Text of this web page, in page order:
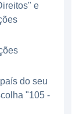
questões
em
O
e
do seu
"105 -